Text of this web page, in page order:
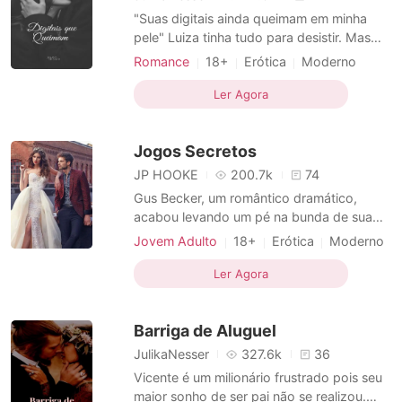
"Suas digitais ainda queimam em minha
pele" Luiza tinha tudo para desistir. Mas
reuniu toda a força que ainda tinha pra
tratamento, um irmã problemática e uma
casa pra manter, ela não vê outra escolha
faxineira de uma universi
Romance 18+ Erótica
Moderno
Primeiro amor
Desenvolvimento dos personagens
Ler Agora
Jogos Secretos
JP HOOKE 200.7k
74
Gus Becker, um romântico dramático,
acabou levando um pé na bunda de sua
namorada e, agora, o mocinho estava livre,
contou com a ajuda de seu amigo para ir
se divertir, e então, ele conheceu Ellen
mas que estranham
Jovem Adulto 18+ Erótica
Moderno
Desenvolvimento dos personagens
Amor a primeira vista
Amigos sexuais
Flashback
Ler Agora
Barriga de Aluguel
JulikaNesser 327.6k
36
Vicente é um milionário frustrado pois seu
maior sonho de ser pai não se realizou.